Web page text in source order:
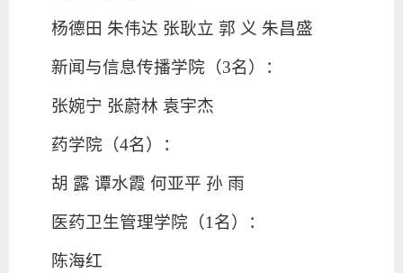
杨德田 朱伟达 张耿立 郭 义 朱昌盛
新闻与信息传播学院（3名）：
张婉宁 张蔚林 袁宇杰
药学院（4名）：
胡 露 谭水霞 何亚平 孙 雨
医药卫生管理学院（1名）：
陈海红